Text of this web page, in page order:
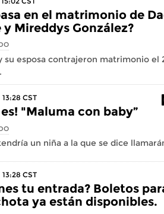
en el matrimonio de
y Mireddys González?
su esposa contrajeron matrimonio el
13:28 CST
es! "Maluma con baby”
un niña a la que se dice
13:28 CST
tu entrada? Boletos
ya están disponibles.